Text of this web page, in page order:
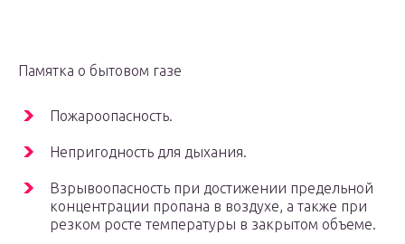
Памятка о бытовом газе
Пожароопасность.
Непригодность для дыхания.
Взрывоопасность при достижении предельной
концентрации пропана в воздухе, а также при
резком росте температуры в закрытом объеме.